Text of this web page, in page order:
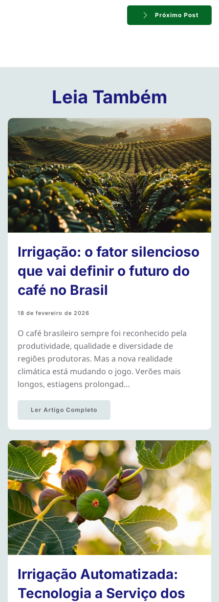
Próximo Post
Leia Também
Irrigação: o fator silencioso
que vai definir o futuro do
café no Brasil
18 de fevereiro de 2026
O café brasileiro sempre foi reconhecido pela
produtividade, qualidade e diversidade de
regiões produtoras. Mas a nova realidade
climática está mudando o jogo. Verões mais
longos, estiagens prolongad…
Ler Artigo Completo
Irrigação Automatizada:
Tecnologia a Serviço dos